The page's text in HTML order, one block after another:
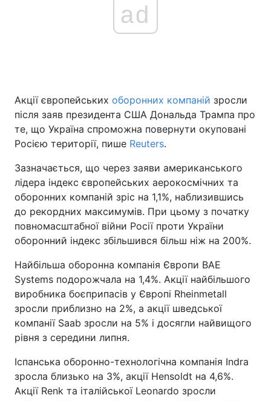
ad
Акції європейських оборонних компаній зросли
після заяв президента США Дональда Трампа про
те, що Україна спроможна повернути окуповані
Росією території, пише Reuters.
Зазначається, що через заяви американського
лідера індекс європейських аерокосмічних та
оборонних компаній зріс на 1,1%, наблизившись
до рекордних максимумів. При цьому з початку
повномасштабної війни Росії проти України
оборонний індекс збільшився більш ніж на 200%.
Найбільша оборонна компанія Європи BAE
Systems подорожчала на 1,4%. Акції найбільшого
виробника боєприпасів у Європі Rheinmetall
зросли приблизно на 2%, а акції шведської
компанії Saab зросли на 5% і досягли найвищого
рівня з середини липня.
Іспанська оборонно-технологічна компанія Indra
зросла близько на 3%, акції Hensoldt на 4,6%.
Акції Renk та італійської Leonardo зросли